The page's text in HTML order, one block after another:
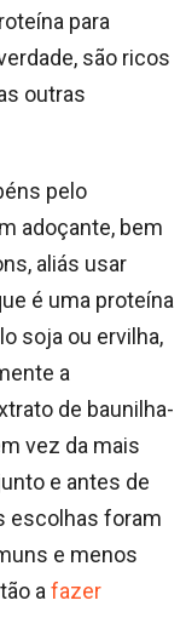
para
são ricos
outras
pelo
adoçante, bem
aliás usar
é uma proteína
soja ou ervilha,
a
de baunilha-
vez da mais
e antes de
escolhas foram
e menos
afazer